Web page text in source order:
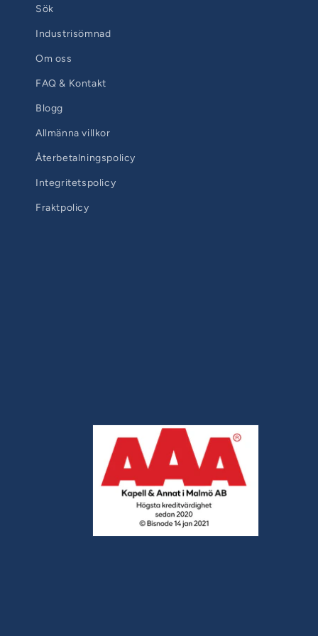
Sök
Industrisömnad
Om oss
FAQ & Kontakt
Blogg
Allmänna villkor
Återbetalningspolicy
Integritetspolicy
Fraktpolicy